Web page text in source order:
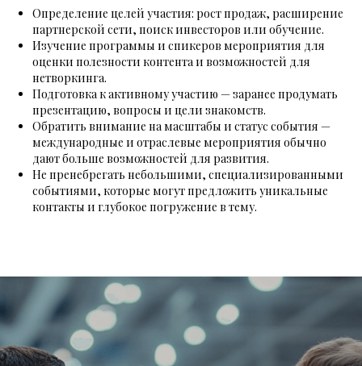
Определение целей участия: рост продаж, расширение
партнерской сети, поиск инвесторов или обучение.
Изучение программы и спикеров мероприятия для
оценки полезности контента и возможностей для
нетворкинга.
Подготовка к активному участию — заранее продумать
презентацию, вопросы и цели знакомств.
Обратить внимание на масштабы и статус события —
международные и отраслевые мероприятия обычно
дают больше возможностей для развития.
Не пренебрегать небольшими, специализированными
событиями, которые могут предложить уникальные
контакты и глубокое погружение в тему.